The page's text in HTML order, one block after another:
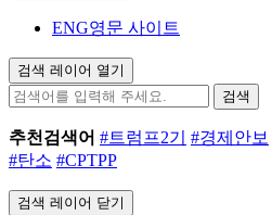
ENG영문 사이트
검색 레이어 열기
검색
추천검색어 #트럼프2기 #경제안보
#탄소 #CPTPP
검색 레이어 닫기